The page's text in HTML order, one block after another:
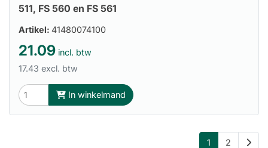
511, FS 560 en FS 561
Artikel: 41480074100
21.09 incl. btw
17.43 excl. btw
In winkelmand
1 2